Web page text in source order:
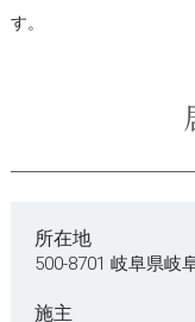
す。
所在地
500-8701 岐阜県岐
施主